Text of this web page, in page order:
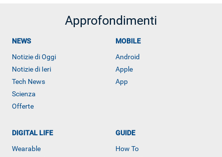
Approfondimenti
NEWS
Notizie di Oggi
Notizie di Ieri
Tech News
Scienza
Offerte
MOBILE
Android
Apple
App
DIGITAL LIFE
Wearable
GUIDE
How To